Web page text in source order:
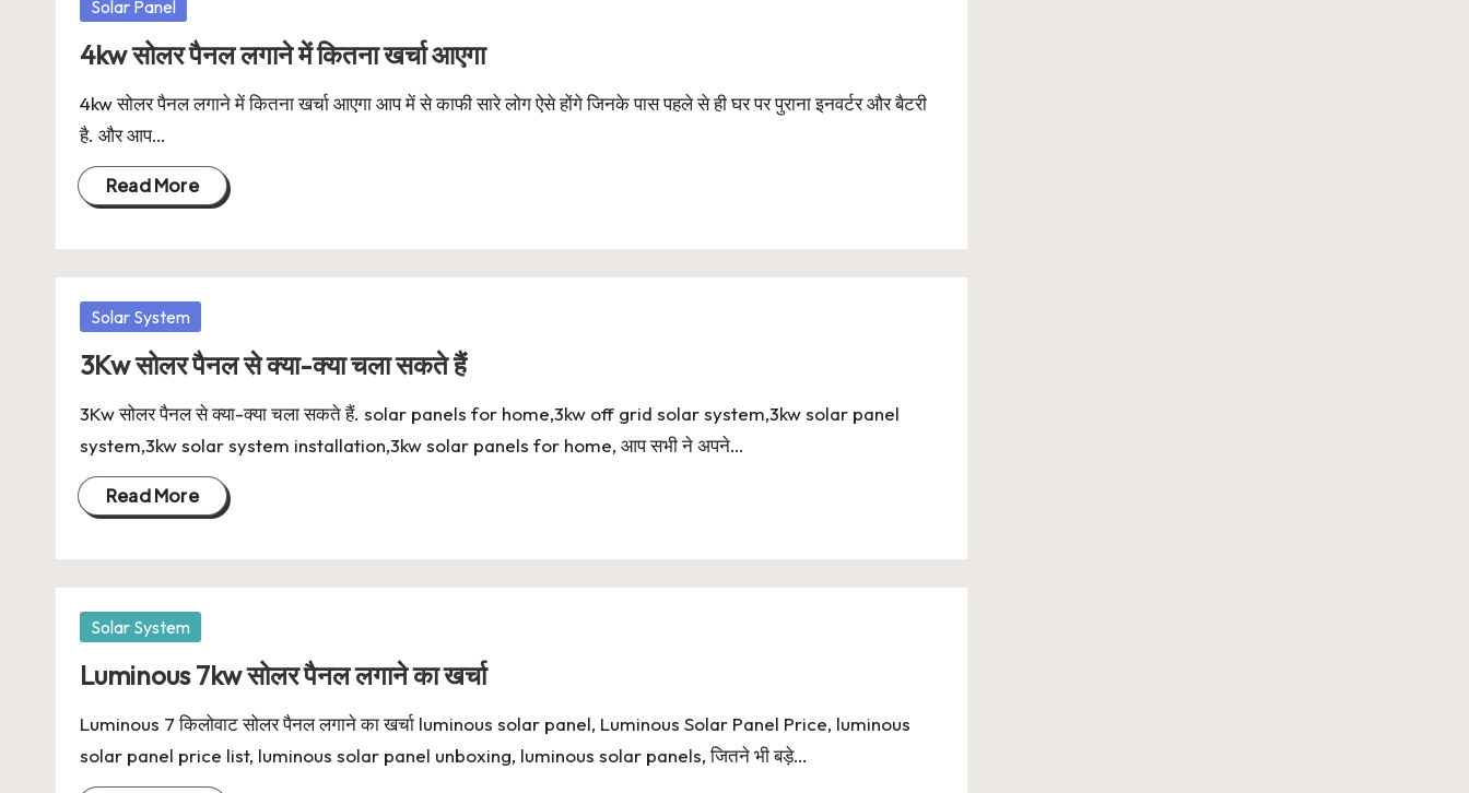
Posted
Solar Panel
4kw सोलर पैनल लगाने में कितना खर्चा आएगा
4kw सोलर पैनल लगाने में कितना खर्चा आएगा आप में से काफी सारे लोग ऐसे होंगे जिनके पास पहले से ही घर पर पुराना इनवर्टर और बैटरी
है. और आप…
Read More
Posted
Solar System
3Kw सोलर पैनल से क्या-क्या चला सकते हैं
3Kw सोलर पैनल से क्या-क्या चला सकते हैं. solar panels for home,3kw off grid solar system,3kw solar panel
system,3kw solar system installation,3kw solar panels for home, आप सभी ने अपने…
Read More
Posted
Solar System
Luminous 7kw सोलर पैनल लगाने का खर्चा
Luminous 7 किलोवाट सोलर पैनल लगाने का खर्चा luminous solar panel, Luminous Solar Panel Price, luminous
solar panel price list, luminous solar panel unboxing, luminous solar panels, जितने भी बड़े…